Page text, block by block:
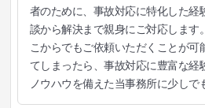
者のために、事故対応に特化した経
談から解決まで親身にご対応します
こからでもご依頼いただくことが可
てしまったら、事故対応に豊富な経
ノウハウを備えた当事務所に少しで